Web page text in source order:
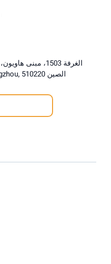
رود. Haizhu District, Guangzhou, الصين 510220